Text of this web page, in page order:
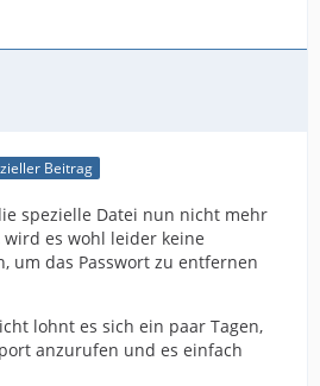
gedrückt, die Tasten loslassen
die
bitte die Option “Reset BIOS
sich in der zweiten
setzen Sie die
Beitrag
spezielle Datei nun nicht mehr
es wohl leider keine
um das Passwort zu entfernen
lohnt es sich ein paar Tagen,
anzurufen und es einfach